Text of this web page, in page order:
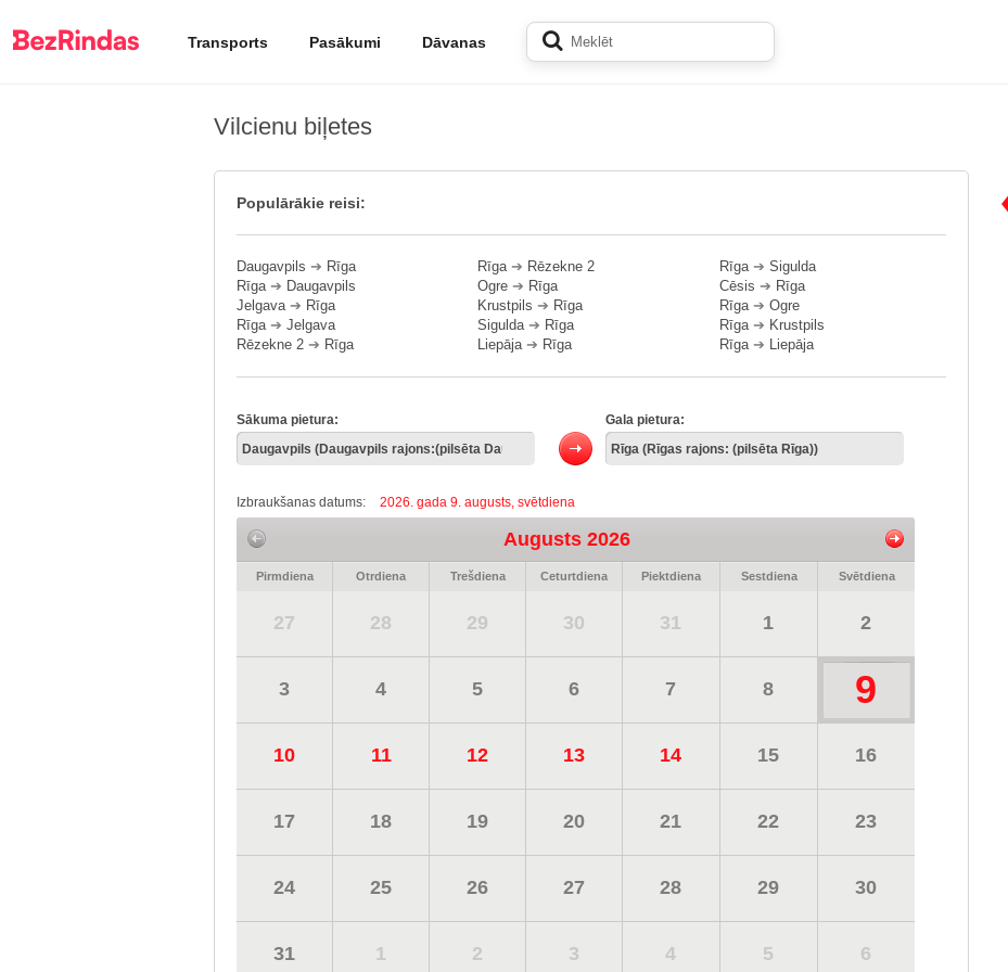
Transports Pasākumi Dāvanas
Vilcienu biļetes
Populārākie reisi:
Daugavpils ➔ Rīga
Rīga➔ Daugavpils
Jelgava➔ Rīga
Rīga➔ Jelgava
Rēzekne 2 ➔ Rīga
Rīga➔ Rēzekne 2
Ogre ➔ Rīga
Krustpils ➔ Rīga
Sigulda➔ Rīga
Liepāja➔ Rīga
Rīga➔ Sigulda
Cēsis ➔ Rīga
Rīga➔ Ogre
Rīga➔ Krustpils
Rīga➔ Liepāja
Sākuma pietura: Gala pietura:
Izbraukšanas datums: 2026. gada 9. augusts, svētdiena
Augusts 2026
Pirmdiena Otrdiena Trešdiena Ceturtdiena Piektdiena Sestdiena Svētdiena
27 28 29 30 31 1 2
3 4 5 6 7 8 9
10 11 12 13 14 15 16
17 18 19 20 21 22 23
24 25 26 27 28 29 30
31 1 2 3 4 5 6